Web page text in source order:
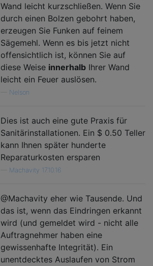
Wand leicht kurzschließen. Wenn Sie
durch einen Bolzen gebohrt haben,
erzeugen Sie Funken auf feinem
Sägemehl. Wenn es bis jetzt nicht
offensichtlich ist, können Sie auf
diese Weise innerhalb Ihrer Wand
leicht ein Feuer auslösen.
Nelson
Dies ist auch eine gute Praxis für
Sanitärinstallationen. Ein $ 0.50 Teller
kann Ihnen später hunderte
Reparaturkosten ersparen
Machavity 17.10.16
@Machavity eher wie Tausende. Und
das ist, wenn das Eindringen erkannt
wird (und gemeldet wird - nicht alle
Auftragnehmer haben eine
gewissenhafte Integrität). Ein
unentdecktes Auslaufen von Strom